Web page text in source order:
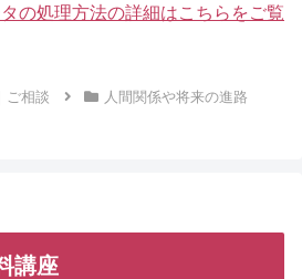
の処理方法の詳細はこちらをご覧
ご相談 人間関係や将来の進路
講座